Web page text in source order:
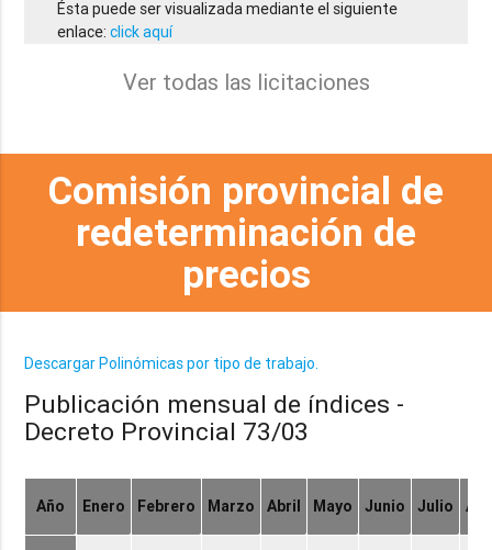
Ésta puede ser visualizada mediante el siguiente
enlace:click aquí
Ver todas las licitaciones
Comisión provincial de
redeterminación de
precios
Descargar Polinómicas por tipo de trabajo.
Publicación mensual de índices -
Decreto Provincial 73/03
Año Enero Febrero Marzo Abril Mayo Junio Julio